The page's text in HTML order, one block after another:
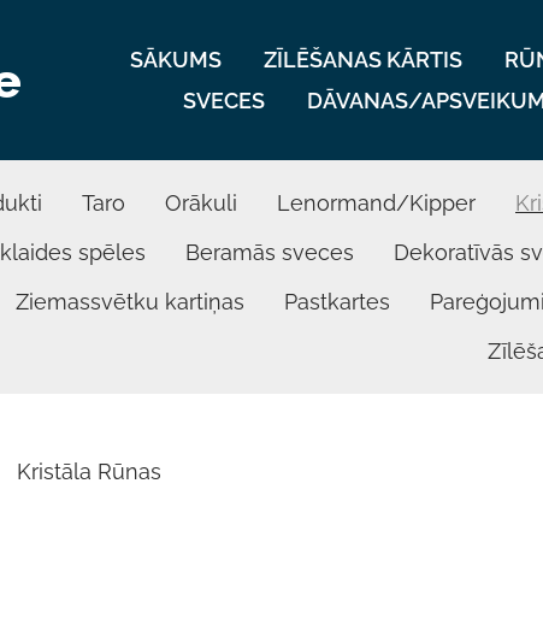
SĀKUMS ZĪLĒŠANAS KĀRTIS
SVECES
DĀVANAS/
Taro Orākuli Lenormand/Kipper
spēles
Beramās sveces Dekoratīvās
Ziemassvētku kartiņas Pastkartes
Kristāla Rūnas